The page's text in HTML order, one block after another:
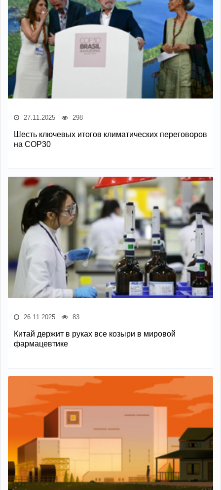
27.11.2025 298
Шесть ключевых итогов климатических переговоров
на COP30
26.11.2025 83
Китай держит в руках все козыри в мировой
фармацевтике